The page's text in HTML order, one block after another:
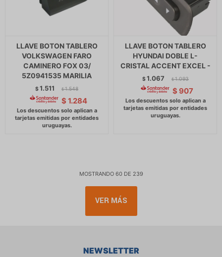
LLAVE BOTON TABLERO
VOLKSWAGEN FARO
CAMINERO FOX 03/
5Z0941535 MARILIA
$1.511 $ 1.548
$ 1.284
LLAVE BOTON TABLERO
HYUNDAI DOBLE L-
CRISTAL ACCENT EXCEL -
$1.067 $ 1.093
$ 907
MOSTRANDO 60 DE 239
VER MÁS
NEWSLETTER